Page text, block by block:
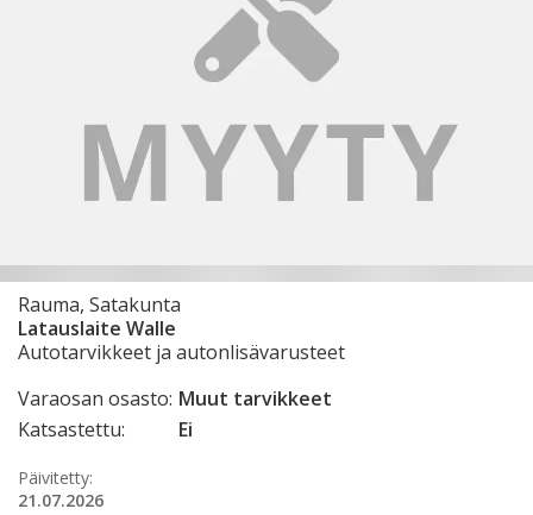
Rauma, Satakunta
Latauslaite Walle
Autotarvikkeet ja autonlisävarusteet
Varaosan osasto: Muut tarvikkeet
Katsastettu:
Ei
Päivitetty:
21.07.2026